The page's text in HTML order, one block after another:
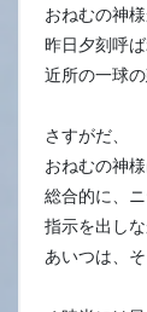
おねむの神
昨日夕刻呼
近所の一球
さすがだ、
おねむの神
総合的に、
指示を出し
あいつは、